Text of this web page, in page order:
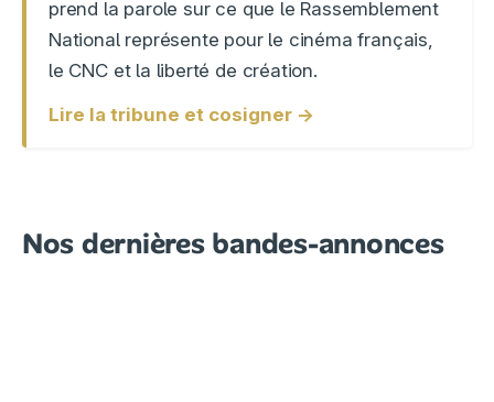
prend la parole sur ce que le Rassemblement
National représente pour le cinéma français,
le CNC et la liberté de création.
Lire la tribune et cosigner →
Nos dernières bandes-annonces